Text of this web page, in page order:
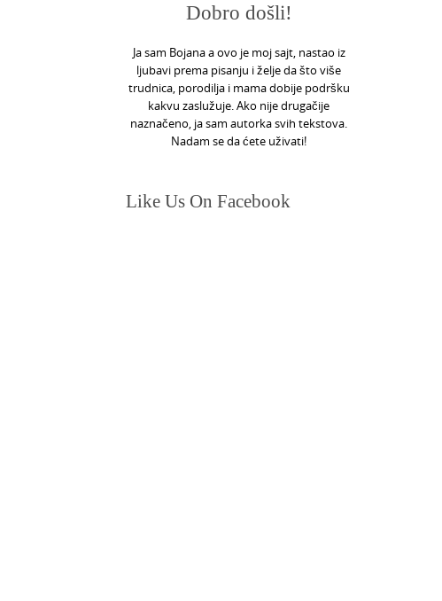
Dobro došli!
Ja sam Bojana a ovo je moj sajt, nastao iz
ljubavi prema pisanju i želje da što više
trudnica, porodilja i mama dobije podršku
kakvu zaslužuje. Ako nije drugačije
naznačeno, ja sam autorka svih tekstova.
Nadam se da ćete uživati!
Like Us On Facebook